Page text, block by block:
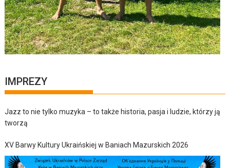
IMPREZY
Jazz to nie tylko muzyka – to także historia, pasja i ludzie, którzy ją
tworzą
XV Barwy Kultury Ukraińskiej w Baniach Mazurskich 2026